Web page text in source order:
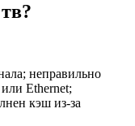
неправильно
Ethernet;
кэш из-за